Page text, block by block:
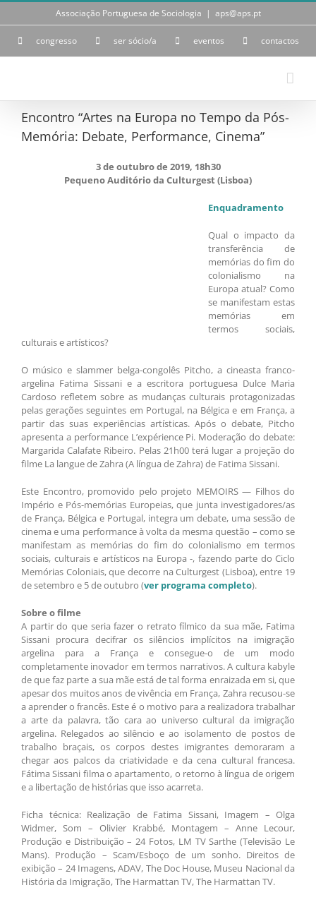
Skip
Associação Portuguesa de Sociologia | aps@aps.pt
congresso ser sócio/a eventos contactos
Encontro “Artes na Europa no Tempo da Pós-
Memória: Debate, Performance, Cinema”
3 de outubro de 2019, 18h30
Pequeno Auditório da Culturgest (Lisboa)
Enquadramento
Qual o impacto da
transferência de
memórias do fim do
colonialismo na
Europa atual? Como
se manifestam estas
memórias em
termos sociais,
culturais e artísticos?
O músico e slammer belga-congolês Pitcho, a cineasta franco-
argelina Fatima Sissani e a escritora portuguesa Dulce Maria
Cardoso refletem sobre as mudanças culturais protagonizadas
pelas gerações seguintes em Portugal, na Bélgica e em França, a
partir das suas experiências artísticas. Após o debate, Pitcho
apresenta a performance L’expérience Pi. Moderação do debate:
Margarida Calafate Ribeiro. Pelas 21h00 terá lugar a projeção do
filme La langue de Zahra (A língua de Zahra) de Fatima Sissani.
Este Encontro, promovido pelo projeto MEMOIRS — Filhos do
Império e Pós-memórias Europeias, que junta investigadores/as
de França, Bélgica e Portugal, integra um debate, uma sessão de
cinema e uma performance à volta da mesma questão – como se
manifestam as memórias do fim do colonialismo em termos
sociais, culturais e artísticos na Europa -, fazendo parte do Ciclo
Memórias Coloniais, que decorre na Culturgest (Lisboa), entre 19
de setembro e 5 de outubro (ver programa completo).
Sobre o filme
A partir do que seria fazer o retrato fílmico da sua mãe, Fatima
Sissani procura decifrar os silêncios implícitos na imigração
argelina para a França e consegue-o de um modo
completamente inovador em termos narrativos. A cultura kabyle
de que faz parte a sua mãe está de tal forma enraizada em si, que
apesar dos muitos anos de vivência em França, Zahra recusou-se
a aprender o francês. Este é o motivo para a realizadora trabalhar
a arte da palavra, tão cara ao universo cultural da imigração
argelina. Relegados ao silêncio e ao isolamento de postos de
trabalho braçais, os corpos destes imigrantes demoraram a
chegar aos palcos da criatividade e da cena cultural francesa.
Fátima Sissani filma o apartamento, o retorno à língua de origem
e a libertação de histórias que isso acarreta.
Ficha técnica: Realização de Fatima Sissani, Imagem – Olga
Widmer, Som – Olivier Krabbé, Montagem – Anne Lecour,
Produção e Distribuição – 24 Fotos, LM TV Sarthe (Televisão Le
Mans). Produção – Scam/Esboço de um sonho. Direitos de
exibição – 24 Imagens, ADAV, The Doc House, Museu Nacional da
História da Imigração, The Harmattan TV, The Harmattan TV.